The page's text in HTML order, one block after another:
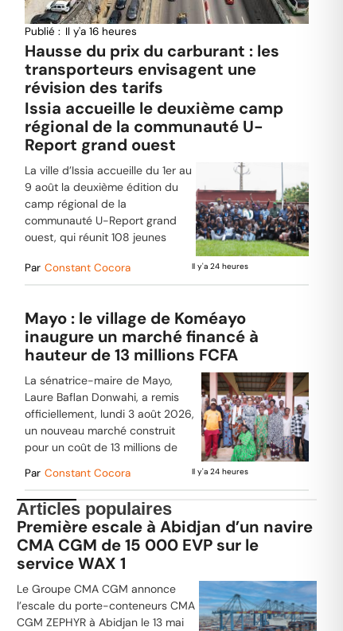
Publié : Il y'a 16 heures
Hausse du prix du carburant : les
transporteurs envisagent une
révision des tarifs
Issia accueille le deuxième camp
régional de la communauté U-
Report grand ouest
La ville d’Issia accueille du 1er au
9 août la deuxième édition du
camp régional de la
communauté U-Report grand
ouest, qui réunit 108 jeunes
Par Constant Cocora Il y'a 24 heures
Mayo : le village de Koméayo
inaugure un marché financé à
hauteur de 13 millions FCFA
La sénatrice-maire de Mayo,
Laure Baflan Donwahi, a remis
officiellement, lundi 3 août 2026,
un nouveau marché construit
pour un coût de 13 millions de
Par Constant Cocora Il y'a 24 heures
Articles populaires
Première escale à Abidjan d’un navire
CMA CGM de 15 000 EVP sur le
service WAX 1
Le Groupe CMA CGM annonce
l’escale du porte-conteneurs CMA
CGM ZEPHYR à Abidjan le 13 mai